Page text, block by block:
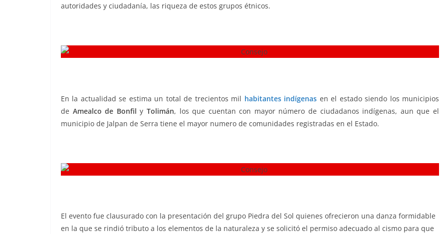
autoridades y ciudadanía, las riqueza de estos grupos étnicos.
En la actualidad se estima un total de trecientos mil habitantes indígenas en el estado siendo los municipios
de Amealco de Bonfil y Tolimán, los que cuentan con mayor número de ciudadanos indígenas, aun que el
municipio de Jalpan de Serra tiene el mayor numero de comunidades registradas en el Estado.
El evento fue clausurado con la presentación del grupo Piedra del Sol quienes ofrecieron una danza formidable
en la que se rindió tributo a los elementos de la naturaleza y se solicitó el permiso adecuado al cismo para que